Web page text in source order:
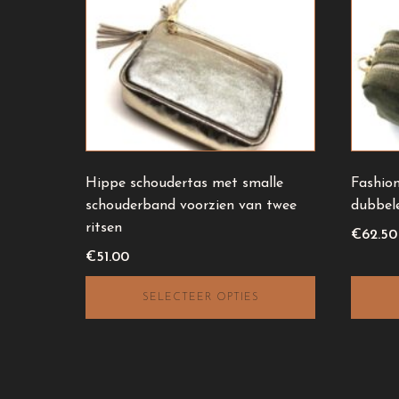
Hippe schoudertas met smalle
schouderband voorzien van twee
ritsen
€51.00
SELECTEER OPTIES
heeft
meerdere
variaties.
worden
op
de
productpagina
€62.50
Deze
optie
worden
op
de